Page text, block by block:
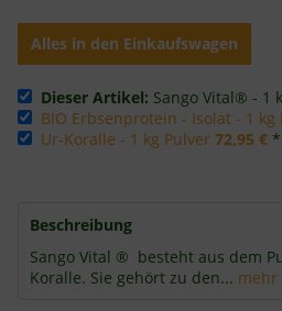
Alles in den Einkaufswagen
Dieser Artikel: Sango Vital® - 1
BIO Erbsenprotein - Isolat - 1 kg
Ur-Koralle - 1 kg Pulver 72,95 € *
Beschreibung
Sango Vital ® besteht aus dem
Koralle. Sie gehört zu den... mehr